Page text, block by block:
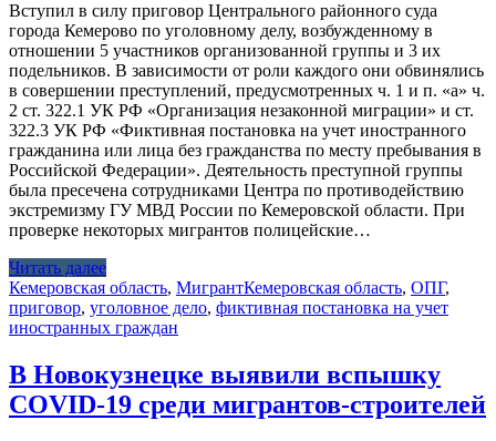
Вступил в силу приговор Центрального районного суда
города Кемерово по уголовному делу, возбужденному в
отношении 5 участников организованной группы и 3 их
подельников. В зависимости от роли каждого они обвинялись
в совершении преступлений, предусмотренных ч. 1 и п. «а» ч.
2 ст. 322.1 УК РФ «Организация незаконной миграции» и ст.
322.3 УК РФ «Фиктивная постановка на учет иностранного
гражданина или лица без гражданства по месту пребывания в
Российской Федерации». Деятельность преступной группы
была пресечена сотрудниками Центра по противодействию
экстремизму ГУ МВД России по Кемеровской области. При
проверке некоторых мигрантов полицейские…
Читать далее
Кемеровская область, МигрантКемеровская область, ОПГ,
приговор, уголовное дело, фиктивная постановка на учет
иностранных граждан
В Новокузнецке выявили вспышку
COVID-19 среди мигрантов-строителей